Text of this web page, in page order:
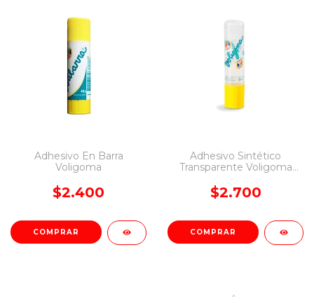
Adhesivo En Barra
Voligoma
$2.400
COMPRAR
Adhesivo Sintético
Transparente Voligoma
$2.700